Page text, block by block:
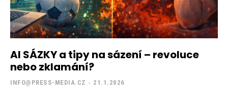
AI SÁZKY a tipy na sázení – revoluce
nebo zklamání?
INFO@PRESS-MEDIA.CZ - 21.1.2026